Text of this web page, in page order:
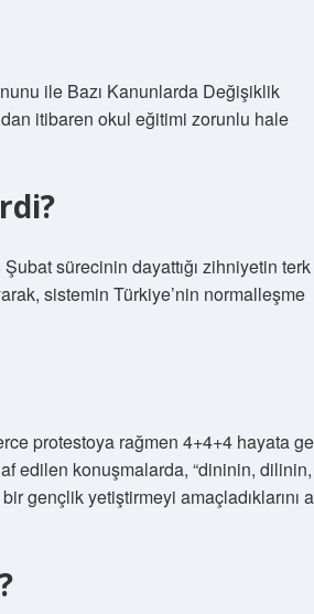
ile Bazı Kanunlarda Değişiklik
itibaren okul eğitimi zorunlu hale
sürecinin dayattığı zihniyetin terk
sistemin Türkiye’nin normalleşme
protestoya rağmen 4+4+4 hayata
edilen konuşmalarda, “dininin, dilinin,
gençlik yetiştirmeyi amaçladıklarını